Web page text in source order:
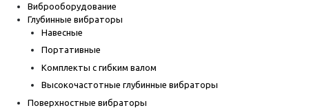
Виброоборудование
Глубинные вибраторы
Навесные
Портативные
Комплекты с гибким валом
Высокочастотные глубинные вибраторы
Поверхностные вибраторы